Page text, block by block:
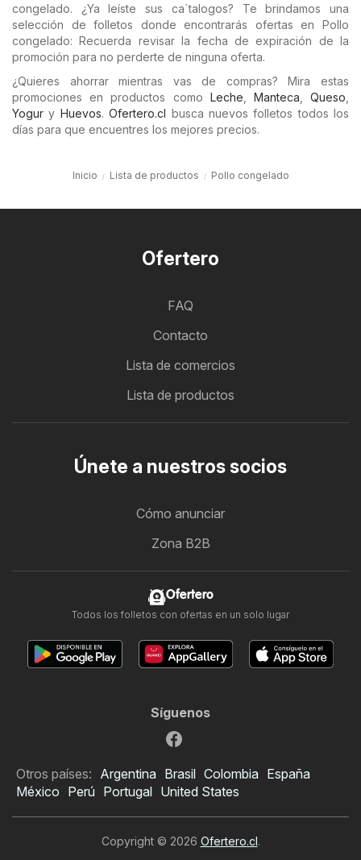
congelado. ¿Ya leíste sus ca´talogos? Te brindamos una
selección de folletos donde encontrarás ofertas en Pollo
congelado: Recuerda revisar la fecha de expiración de la
promoción para no perderte de ninguna oferta.
¿Quieres ahorrar mientras vas de compras? Mira estas
promociones en productos como Leche Manteca ,Queso
Yogur y Huevos.Ofertero.cl busca nuevos folletos todos los
días para que encuentres los mejores precios.
Inicio Lista de productos Pollo congelado
Ofertero
FAQ
Contacto
Lista de comercios
Lista de productos
Únete a nuestros socios
Cómo anunciar
Zona B2B
Ofertero
Todos los folletos con ofertas en un solo lugar
Síguenos
Otros países: Argentina Brasil Colombia España
México Perú Portugal United States
Copyright © 2026 Ofertero.cl.